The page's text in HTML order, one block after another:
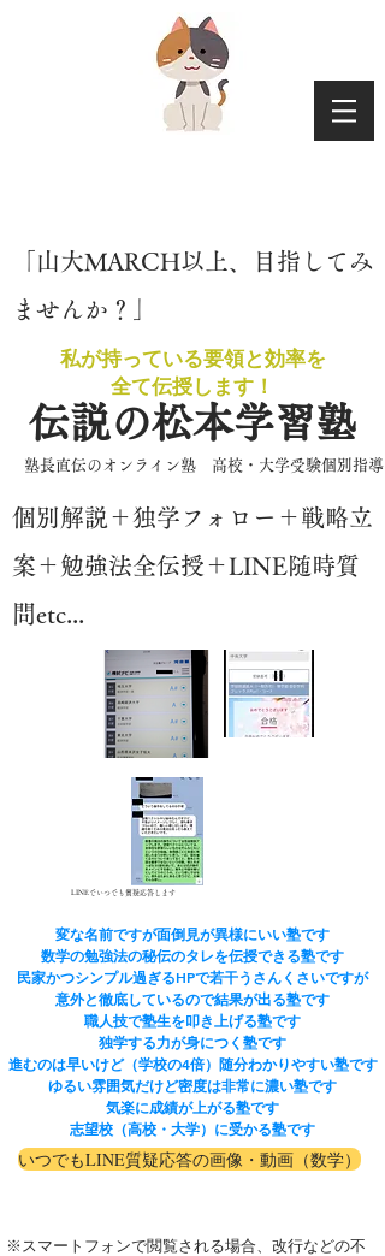
​「山大MARCH以上、目指してみ
ませんか？」
伝説の松本学習塾
私が持っている要領と効率を
​全て伝授します！
​塾長直伝のオンライン塾 高校・大学受験個別指導
​個別解説＋独学フォロー＋戦略立
案＋勉強法全伝授＋LINE随時質
問etc...
LINEでいつでも質疑応答します
変な名前ですが面倒見が異様にいい塾です
​数学の勉強法の秘伝のタレを伝授できる塾です
民家かつシンプル過ぎるHPで若干うさんくさいですが
​意外と徹底しているので結果が出る塾です
​職人技で塾生を叩き上げる塾です
​独学する力が身につく塾です
進むのは早いけど（学校の4倍）随分わかりやすい塾です
ゆるい雰囲気だけど密度は非常に濃い塾です
気楽に成績が上がる塾です
志望校（高校・大学）に受かる塾です
いつでもLINE質疑応答の画像・動画（数学）
※スマートフォンで閲覧される場合、改行などの不